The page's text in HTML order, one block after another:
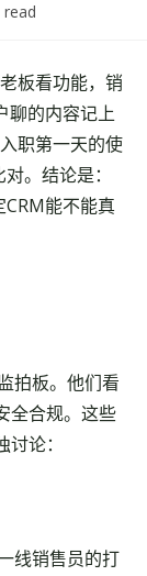
read
板看功能，销
聊的内容记上
职第一天的使
。结论是：
CRM能不能真
拍板。他们看
全合规。这些
论：
线销售员的打